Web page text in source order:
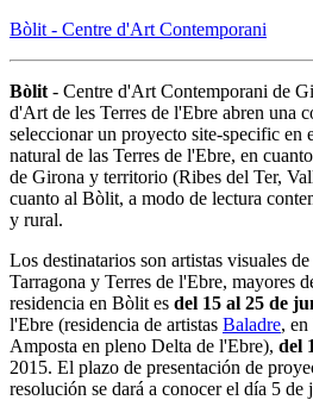
Bòlit - Centre d'Art Contemporani
Bòlit - Centre d'Art Contemporani de
d'Art de les Terres de l'Ebre abren una
seleccionar un proyecto site-specific en
natural de las Terres de l'Ebre, en
de Girona y territorio (Ribes del Ter,
cuanto al Bòlit, a modo de lectura
y rural.
Los destinatarios son artistas visuales
Tarragona y Terres de l'Ebre, mayores
residencia en Bòlit es del 15 al 25 de
l'Ebre (residencia de artistas Baladre,
Amposta en pleno Delta de l'Ebre), del
2015. El plazo de presentación de
resolución se dará a conocer el día 5 de